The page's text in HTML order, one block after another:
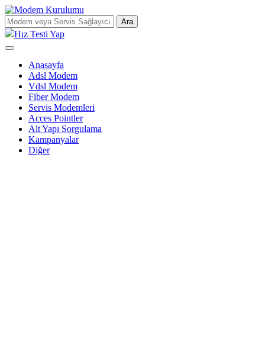
Ara
Hız Testi Yap
Anasayfa
Adsl Modem
Vdsl Modem
Fiber Modem
Servis Modemleri
Acces Pointler
Alt Yapı Sorgulama
Kampanyalar
Diğer